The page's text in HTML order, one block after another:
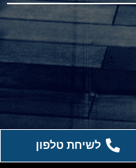
לשיחת טלפון